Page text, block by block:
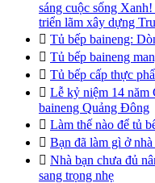
sáng cuộc sống
triển lãm xây dựng
 Tủ bếp baineng:
 Tủ bếp baineng
 Tủ bếp cấp thực
 Lễ kỷ niệm 14
baineng Quảng Đông
 Làm thế nào để tủ
 Bạn đã làm gì ở
 Nhà bạn chưa đủ
sang trọng nhẹ